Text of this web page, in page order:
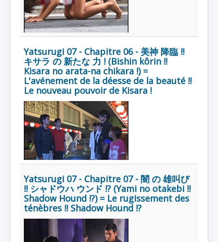
Yatsurugi 07 - Chapitre 06 - 美神 降臨 !!
キサラ の 新たな 力 ! (Bishin kôrin !!
Kisara no arata-na chikara !) =
L'avénement de la déesse de la beauté !!
Le nouveau pouvoir de Kisara !
Yatsurugi 07 - Chapitre 07 - 闇 の 雄叫び
!! シャドウハ ウンド !? (Yami no otakebi !!
Shadow Hound !?) = Le rugissement des
ténèbres !! Shadow Hound !?